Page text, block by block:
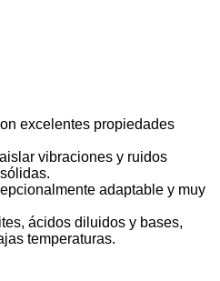
excelentes propiedades
vibraciones y ruidos
adaptable y muy
ácidos diluidos y bases,
temperaturas.